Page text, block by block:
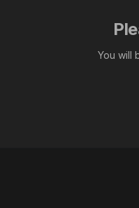
You will